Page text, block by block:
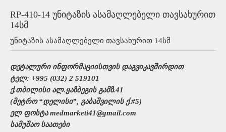
RP-410-14 უნიტაზის ასამაღლებელი თავსახურით
14სმ
უნიტაზის ასამაღლებელი თავსახურით 14სმ
დეტალური ინფორმაციისთვის დაგვიკავშირდით
ტელ: +995 (032) 2 519101
ქ.თბილისი ალ.ყაზბეგის გამზ.41
(მეტრო “დელისი”, გაბაშვილის ქ.#5)
ელ ფოსტა medmarketi41@gmail.com
სამუშაო საათები